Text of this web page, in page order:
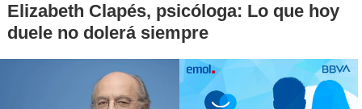
Elizabeth Clapés, psicóloga: Lo que hoy
duele no dolerá siempre